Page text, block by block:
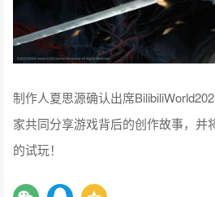
制作人夏思源确认出席
家共同分享游戏背后的创作故事，并
的试玩！